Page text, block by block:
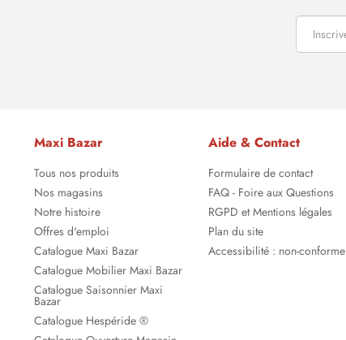
Maxi Bazar
Tous nos produits
Nos magasins
Notre histoire
Offres d'emploi
Catalogue Maxi Bazar
Catalogue Mobilier Maxi Bazar
Catalogue Saisonnier Maxi
Bazar
Catalogue Hespéride ®
Aide & Contact
Formulaire de contact
FAQ - Foire aux Questions
RGPD et Mentions légales
Plan du site
Accessibilité : non-conforme